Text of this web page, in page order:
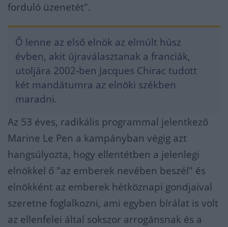
forduló üzenetét".
Ő lenne az első elnök az elmúlt húsz
évben, akit újraválasztanak a franciák,
utoljára 2002-ben Jacques Chirac tudott
két mandátumra az elnöki székben
maradni.
Az 53 éves, radikális programmal jelentkező
Marine Le Pen a kampányban végig azt
hangsúlyozta, hogy ellentétben a jelenlegi
elnökkel ő "az emberek nevében beszél" és
elnökként az emberek hétköznapi gondjaival
szeretne foglalkozni, ami egyben bírálat is volt
az ellenfelei által sokszor arrogánsnak és a